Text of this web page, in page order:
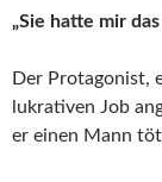
„Sie hatte mir
Der Protagonist,
lukrativen Job
er einen Mann